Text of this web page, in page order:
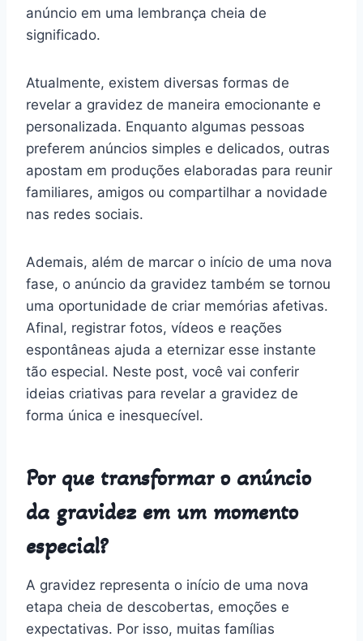
anúncio em uma lembrança cheia de
significado.
Atualmente, existem diversas formas de
revelar a gravidez de maneira emocionante e
personalizada. Enquanto algumas pessoas
preferem anúncios simples e delicados, outras
apostam em produções elaboradas para reunir
familiares, amigos ou compartilhar a novidade
nas redes sociais.
Ademais, além de marcar o início de uma nova
fase, o anúncio da gravidez também se tornou
uma oportunidade de criar memórias afetivas.
Afinal, registrar fotos, vídeos e reações
espontâneas ajuda a eternizar esse instante
tão especial. Neste post, você vai conferir
ideias criativas para revelar a gravidez de
forma única e inesquecível.
Por que transformar o anúncio
da gravidez em um momento
especial?
A gravidez representa o início de uma nova
etapa cheia de descobertas, emoções e
expectativas. Por isso, muitas famílias